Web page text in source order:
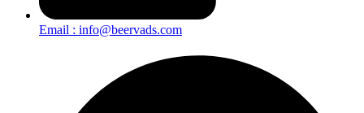
Email : info@beervads.com